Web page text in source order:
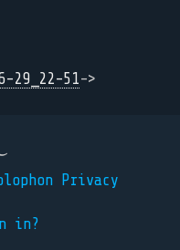
29_22-51->
Privacy
in?